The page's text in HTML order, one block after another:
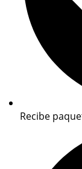
Recibe